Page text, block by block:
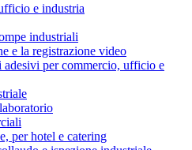
e industria
industriali
e la registrazione video
per commercio, ufficio e
per hotel e catering